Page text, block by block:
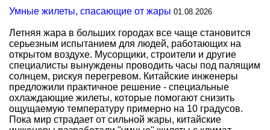
Умные жилеты, спасающие от жары 01.08.2026
Летняя жара в больших городах все чаще становится
серьезным испытанием для людей, работающих на
открытом воздухе. Мусорщики, строители и другие
специалисты вынуждены проводить часы под палящим
солнцем, рискуя перегревом. Китайские инженеры
предложили практичное решение - специальные
охлаждающие жилеты, которые помогают снизить
ощущаемую температуру примерно на 10 градусов.
Пока мир страдает от сильной жары, китайские